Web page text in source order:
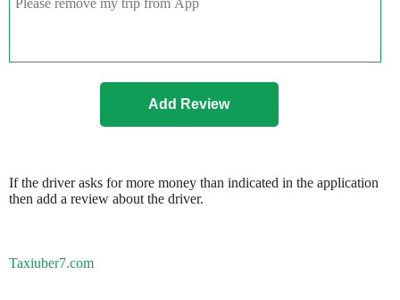
If the driver asks for more money than indicated in the application
then add a review about the driver.
Taxiuber7.com